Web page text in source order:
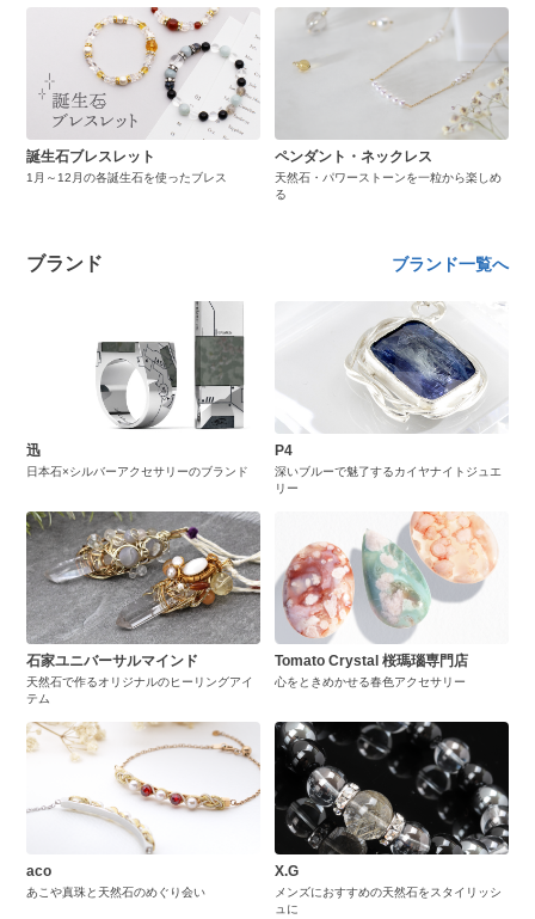
誕生石ブレスレット
1月～12月の各誕生石を使ったブレス
ペンダント・ネックレス
天然石・パワーストーンを一粒から楽しめ
る
ブランド ブランド一覧へ
迅
日本石×シルバーアクセサリーのブランド
P4
深いブルーで魅了するカイヤナイトジュエ
リー
石家ユニバーサルマインド
天然石で作るオリジナルのヒーリングアイ
テム
Tomato Crystal 桜瑪瑙専門店
心をときめかせる春色アクセサリー
aco
あこや真珠と天然石のめぐり会い
X.G
メンズにおすすめの天然石をスタイリッシ
ュに